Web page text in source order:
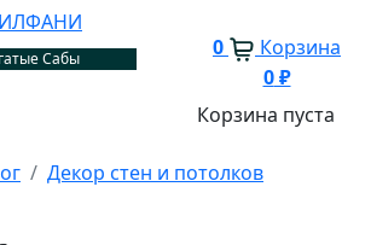
Сабы 0
Корзина
0₽
Корзина пуста
Декор стен и потолков